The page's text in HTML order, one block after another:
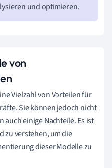
und optimieren.
von
Vielzahl von Vorteilen für
Sie können jedoch nicht
auch einige Nachteile. Es ist
zu verstehen, um die
dieser Modelle zu